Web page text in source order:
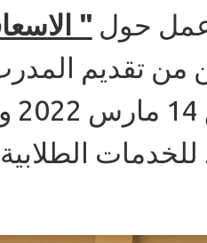
عمل حول "
أمن من تقديم
الطلابية